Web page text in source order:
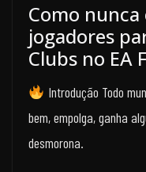
Como
jogadores
Clubs no EA
Introdução Todo
bem, empolga, ganha
desmorona.